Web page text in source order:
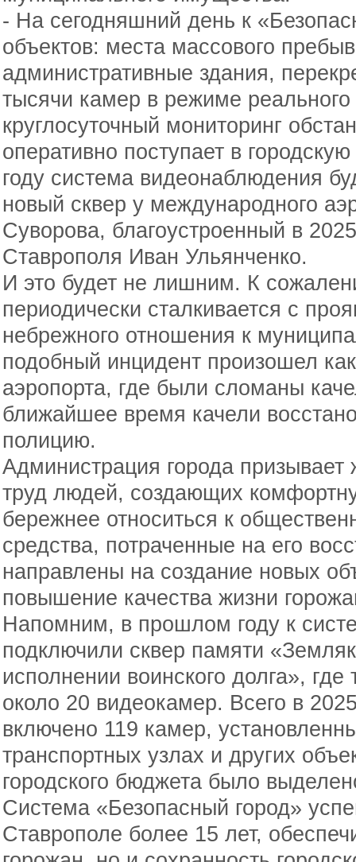
- На сегодняшний день к
объектов: места массового
административные здания,
тысячи камер в режиме
круглосуточный мониторинг
оперативно поступает в
году система видеонаблюдения
новый сквер у международного
Суворова, благоустроенный в
Ставрополя Иван Ульянченко.
И это будет не лишним. К
периодически сталкивается с
небрежного отношения к
подобный инцидент произошел
аэропорта, где были сломаны
ближайшее время качели
полицию.
Администрация города призывает
труд людей, создающих
бережнее относиться к
средства, потраченные на его
направлены на создание новых
повышение качества жизни
Напомним, в прошлом году к
подключили сквер памяти
исполнении воинского долга»,
около 20 видеокамер. Всего в
включено 119 камер,
транспортных узлах и других
городского бюджета было
Система «Безопасный город»
Ставрополе более 15 лет,